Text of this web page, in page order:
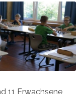
11 Erwachsene